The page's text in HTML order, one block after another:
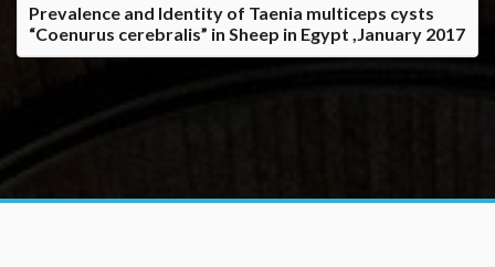
Prevalence and Identity of Taenia multiceps cysts
“Coenurus cerebralis” in Sheep in Egypt ,January 2017